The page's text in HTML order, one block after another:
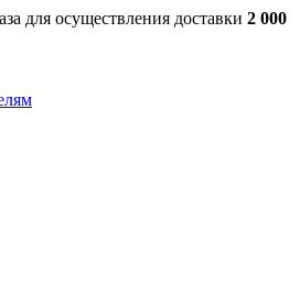
для осуществления доставки 2 000